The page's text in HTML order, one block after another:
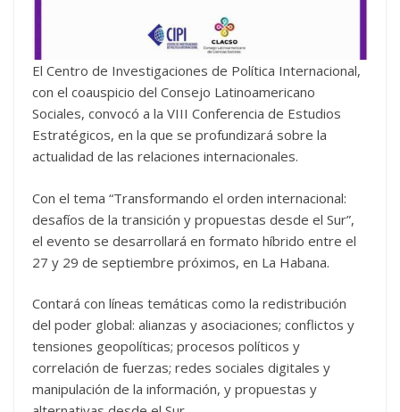
El Centro de Investigaciones de Política Internacional,
con el coauspicio del Consejo Latinoamericano
Sociales, convocó a la VIII Conferencia de Estudios
Estratégicos, en la que se profundizará sobre la
actualidad de las relaciones internacionales.
Con el tema “Transformando el orden internacional:
desafíos de la transición y propuestas desde el Sur”,
el evento se desarrollará en formato híbrido entre el
27 y 29 de septiembre próximos, en La Habana.
Contará con líneas temáticas como la redistribución
del poder global: alianzas y asociaciones; conflictos y
tensiones geopolíticas; procesos políticos y
correlación de fuerzas; redes sociales digitales y
manipulación de la información, y propuestas y